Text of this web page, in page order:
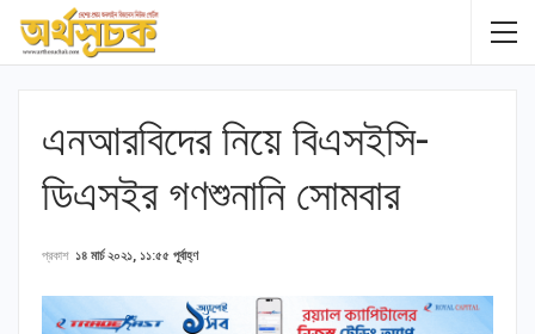
এনআরবিদের নিয়ে বিএসইসি-
ডিএসইর গণশুনানি সোমবার
প্রকাশ ১৪ মার্চ ২০২১, ১১:৫৫ পূর্বাহ্ণ